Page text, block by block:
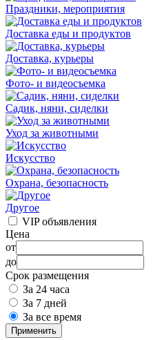
Праздники, мероприятия
Доставка еды и продуктов
Доставка, курьеры
Фото- и видеосъемка
Садик, няни, сиделки
Уход за животными
Искусство
Охрана, безопасность
Другое
VIP объявления
Цена
от
до
Срок размещения
За 24 часа
За 7 дней
За все время
Применить